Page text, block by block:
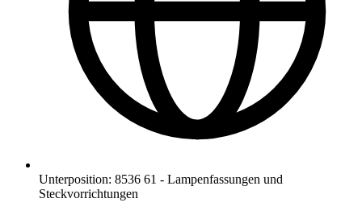
Unterposition: 8536 61 - Lampenfassungen und
Steckvorrichtungen